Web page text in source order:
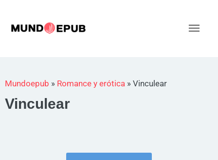
contenido
Mundoepub » Romance y erótica » Vinculear
Vinculear